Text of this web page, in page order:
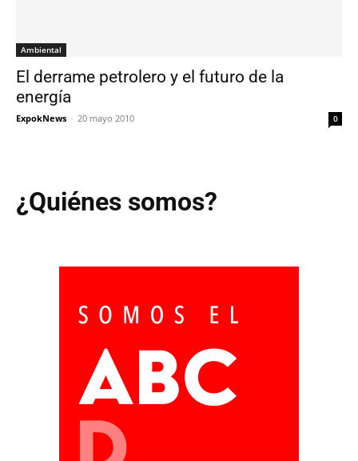
Ambiental
El derrame petrolero y el futuro de la
energía
ExpokNews - 20 mayo 2010 0
¿Quiénes somos?